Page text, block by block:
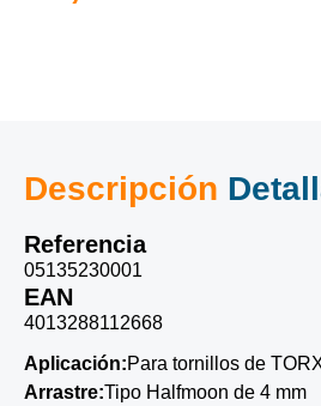
Descripción
Referencia
05135230001
EAN
4013288112668
Aplicación:Para tornillos de
Arrastre:Tipo Halfmoon de 4 mm